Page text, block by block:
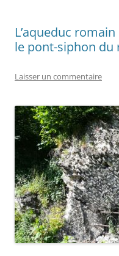
L’aqueduc
le pont-siphon du
Laisser un commentaire